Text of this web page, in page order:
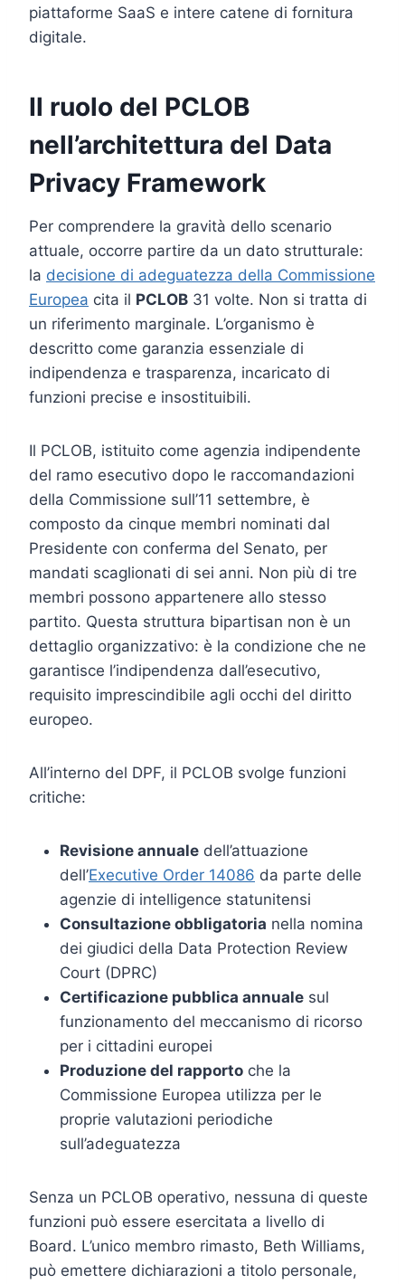
piattaforme SaaS e intere catene di fornitura
digitale.
Il ruolo del PCLOB
nell’architettura del Data
Privacy Framework
Per comprendere la gravità dello scenario
attuale, occorre partire da un dato strutturale:
la decisione di adeguatezza della Commissione
Europea cita il PCLOB 31 volte. Non si tratta di
un riferimento marginale. L’organismo è
descritto come garanzia essenziale di
indipendenza e trasparenza, incaricato di
funzioni precise e insostituibili.
Il PCLOB, istituito come agenzia indipendente
del ramo esecutivo dopo le raccomandazioni
della Commissione sull’11 settembre, è
composto da cinque membri nominati dal
Presidente con conferma del Senato, per
mandati scaglionati di sei anni. Non più di tre
membri possono appartenere allo stesso
partito. Questa struttura bipartisan non è un
dettaglio organizzativo: è la condizione che ne
garantisce l’indipendenza dall’esecutivo,
requisito imprescindibile agli occhi del diritto
europeo.
All’interno del DPF, il PCLOB svolge funzioni
critiche:
Revisione annuale dell’attuazione
dell’Executive Order 14086 da parte delle
agenzie di intelligence statunitensi
Consultazione obbligatoria nella nomina
dei giudici della Data Protection Review
Court (DPRC)
Certificazione pubblica annuale sul
funzionamento del meccanismo di ricorso
per i cittadini europei
Produzione del rapporto che la
Commissione Europea utilizza per le
proprie valutazioni periodiche
sull’adeguatezza
Senza un PCLOB operativo, nessuna di queste
funzioni può essere esercitata a livello di
Board. L’unico membro rimasto, Beth Williams,
può emettere dichiarazioni a titolo personale,